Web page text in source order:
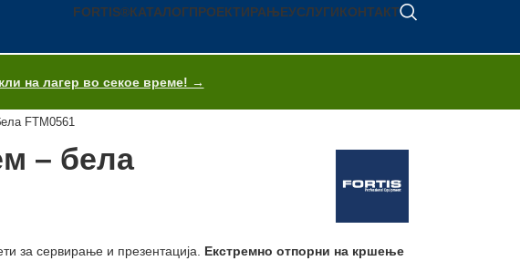
FORTIS®КАТАЛОГПРОЕКТИРАЊЕУСЛУГИКОНТАКТ
на лагер во секое време! →
FTM0561
– бела
за сервирање и презентација. Екстремно отпорни на кршење